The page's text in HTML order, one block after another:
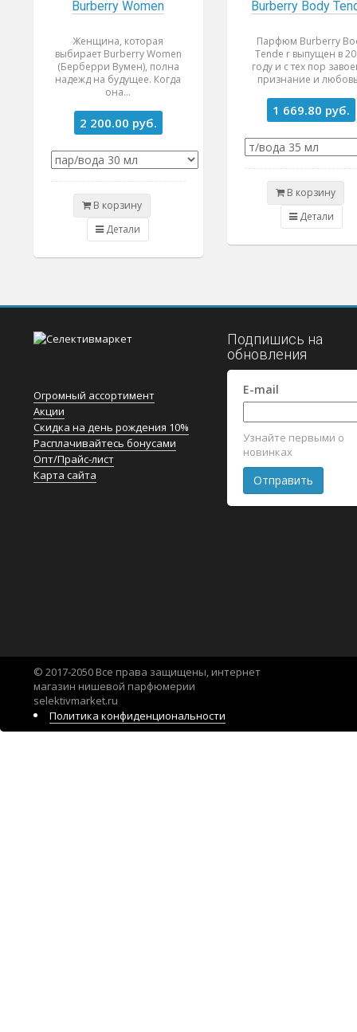
Burberry Women
Женщина, которая
выбирает Burberry Women
(Берберри Вумен), полна
надежд на будущее. Когда
она...
2 200.00 руб.
В корзину
Детали
Burberry Body
Парфюм Burberry
Tende r выпущен в
году и с тех пор
признание и
1 669.80 руб.
В корзину
Детали
Огромный ассортимент
Акции
Скидка на день рождения 10%
Расплачивайтесь бонусами
Опт/Прайс-лист
Карта сайта
Подпишись на
обновления
E-mail
Узнайте первыми о
новинках
© 2017-2050 Все права защищены, интернет
магазин нишевой парфюмерии
selektivmarket.ru
Политика конфиденциональности